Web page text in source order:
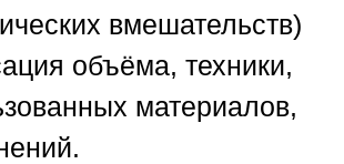
вмешательств)
объёма, техники,
материалов,